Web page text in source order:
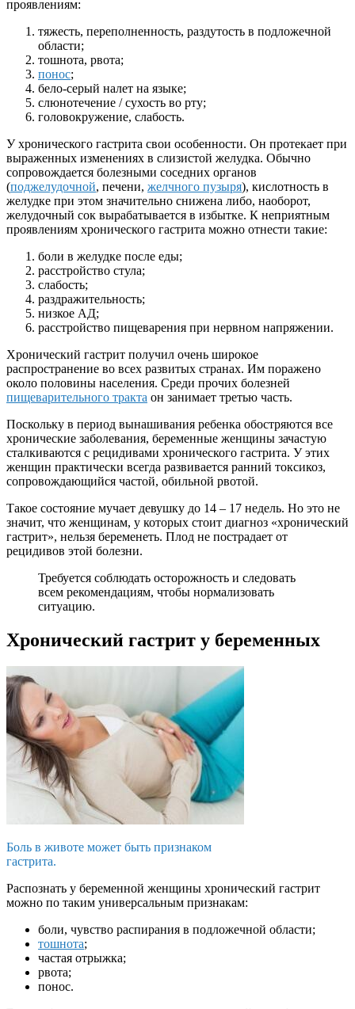
проявлениям:
тяжесть, переполненность, раздутость в подложечной
области;
тошнота, рвота;
понос;
бело-серый налет на языке;
слюнотечение / сухость во рту;
головокружение, слабость.
У хронического гастрита свои особенности. Он протекает при
выраженных изменениях в слизистой желудка. Обычно
сопровождается болезными соседних органов
(поджелудочной, печени, желчного пузыря), кислотность в
желудке при этом значительно снижена либо, наоборот,
желудочный сок вырабатывается в избытке. К неприятным
проявлениям хронического гастрита можно отнести такие:
боли в желудке после еды;
расстройство стула;
слабость;
раздражительность;
низкое АД;
расстройство пищеварения при нервном напряжении.
Хронический гастрит получил очень широкое
распространение во всех развитых странах. Им поражено
около половины населения. Среди прочих болезней
пищеварительного тракта он занимает третью часть.
Поскольку в период вынашивания ребенка обостряются все
хронические заболевания, беременные женщины зачастую
сталкиваются с рецидивами хронического гастрита. У этих
женщин практически всегда развивается ранний токсикоз,
сопровождающийся частой, обильной рвотой.
Такое состояние мучает девушку до 14 – 17 недель. Но это не
значит, что женщинам, у которых стоит диагноз «хронический
гастрит», нельзя беременеть. Плод не пострадает от
рецидивов этой болезни.
Требуется соблюдать осторожность и следовать
всем рекомендациям, чтобы нормализовать
ситуацию.
Хронический гастрит у беременных
Боль в животе может быть признаком
гастрита.
Распознать у беременной женщины хронический гастрит
можно по таким универсальным признакам:
боли, чувство распирания в подложечной области;
тошнота;
частая отрыжка;
рвота;
понос.